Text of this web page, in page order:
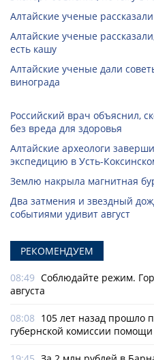
Алтайские ученые
Алтайские ученые
есть кашу
Алтайские ученые дали
винограда
Российский врач объяснил,
без вреда для здоровья
Алтайские археологи
экспедицию в Усть-
Землю накрыла магнитная
Два затмения и звездный
событиями удивит август
РЕКОМЕНДУЕМ
08:49 Соблюдайте режим.
августа
08:08 105 лет назад прошло
губернской комиссии